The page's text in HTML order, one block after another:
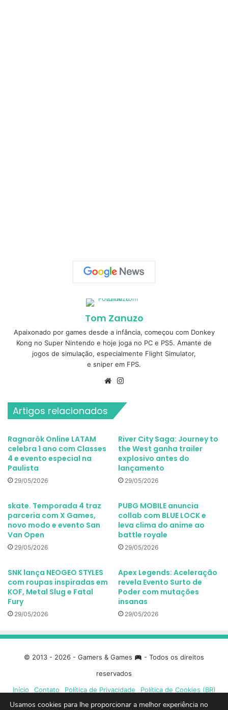
Tom Zanuzo
Apaixonado por games desde a infância, começou com Donkey
Kong no Super Nintendo e hoje joga no PC e PS5. Amante de
jogos de simulação, especialmente Flight Simulator,
e sniper em FPS.
Website
Artigos relacionados
Ragnarök Online LATAM
celebra 1 ano com Classes
4 e evento especial na
Paulista
29/05/2026
River City Saga: Journey to
the West ganha trailer
explosivo antes do
lançamento
29/05/2026
skate. Temporada 4 traz
parceria com X Games,
novo modo e evento San
Van Open
29/05/2026
PUBG MOBILE anuncia
collab com BLUE LOCK e
leva clima do anime ao
battle royale
29/05/2026
SNK lança NEOGEO STYLES
com roupas inspiradas em
KOF, Metal Slug e Fatal
Fury
29/05/2026
Apex Legends: Aceleração
revela Evento Surto de
Poder com mutações
insanas
29/05/2026
© 2013 - 2026 - Gamers & Games
- Todos os direitos
reservados
Início
Contato Política de Privacidade Política de Cookies (BR)
Usamos cookies para lhe proporcionar a melhor experiência no